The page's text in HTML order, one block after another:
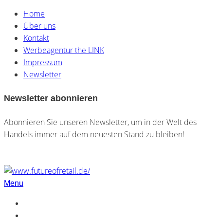
Home
Über uns
Kontakt
Werbeagentur the LINK
Impressum
Newsletter
Newsletter abonnieren
Abonnieren Sie unseren Newsletter, um in der Welt des
Handels immer auf dem neuesten Stand zu bleiben!
Menu